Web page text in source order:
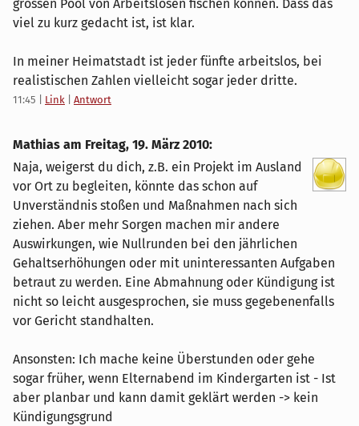
grossen Pool von Arbeitslosen fischen können. Dass das
viel zu kurz gedacht ist, ist klar.
In meiner Heimatstadt ist jeder fünfte arbeitslos, bei
realistischen Zahlen vielleicht sogar jeder dritte.
11:45 Link Antwort
Mathias am Freitag, 19. März 2010:
Naja, weigerst du dich, z.B. ein Projekt im Ausland
vor Ort zu begleiten, könnte das schon auf
Unverständnis stoßen und Maßnahmen nach sich
ziehen. Aber mehr Sorgen machen mir andere
Auswirkungen, wie Nullrunden bei den jährlichen
Gehaltserhöhungen oder mit uninteressanten Aufgaben
betraut zu werden. Eine Abmahnung oder Kündigung ist
nicht so leicht ausgesprochen, sie muss gegebenenfalls
vor Gericht standhalten.
Ansonsten: Ich mache keine Überstunden oder gehe
sogar früher, wenn Elternabend im Kindergarten ist - Ist
aber planbar und kann damit geklärt werden -> kein
Kündigungsgrund